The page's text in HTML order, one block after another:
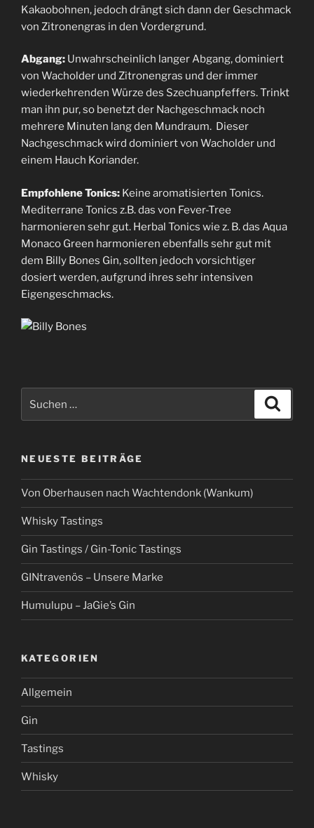
Kakaobohnen, jedoch drängt sich dann der Geschmack
von Zitronengras in den Vordergrund.
Abgang: Unwahrscheinlich langer Abgang, dominiert
von Wacholder und Zitronengras und der immer
wiederkehrenden Würze des Szechuanpfeffers. Trinkt
man ihn pur, so benetzt der Nachgeschmack noch
mehrere Minuten lang den Mundraum. Dieser
Nachgeschmack wird dominiert von Wacholder und
einem Hauch Koriander.
Empfohlene Tonics: Keine aromatisierten Tonics.
Mediterrane Tonics z.B. das von Fever-Tree
harmonieren sehr gut. Herbal Tonics wie z. B. das Aqua
Monaco Green harmonieren ebenfalls sehr gut mit
dem Billy Bones Gin, sollten jedoch vorsichtiger
dosiert werden, aufgrund ihres sehr intensiven
Eigengeschmacks.
NEUESTE BEITRÄGE
Von Oberhausen nach Wachtendonk (Wankum)
Whisky Tastings
Gin Tastings / Gin-Tonic Tastings
GINtravenös – Unsere Marke
Humulupu – JaGie’s Gin
KATEGORIEN
Allgemein
Gin
Tastings
Whisky